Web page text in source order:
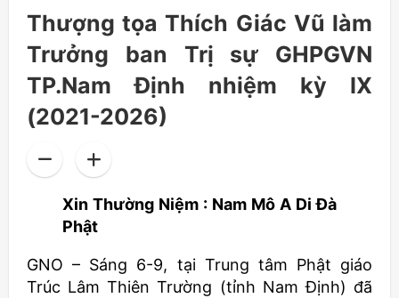
Thượng tọa Thích Giác Vũ làm
Trưởng ban Trị sự GHPGVN
TP.Nam Định nhiệm kỳ IX
(2021-2026)
Xin Thường Niệm : Nam Mô A Di Đà
Phật
GNO – Sáng 6-9, tại Trung tâm Phật giáo
Trúc Lâm Thiên Trường (tỉnh Nam Định) đã